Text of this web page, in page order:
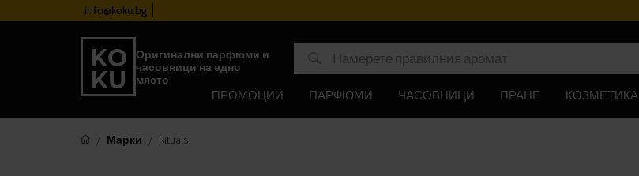
info@koku.bg
Оригинални парфюми и
часовници на едно
място
ПРОМОЦИИ ПАРФЮМИ ЧАСОВНИЦИ ПРАНЕ КОЗМЕТИКА
Марки Rituals